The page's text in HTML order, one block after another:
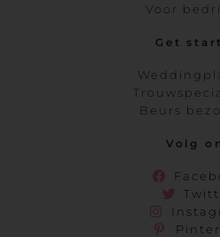
Voor
Get
Beurs
Volg